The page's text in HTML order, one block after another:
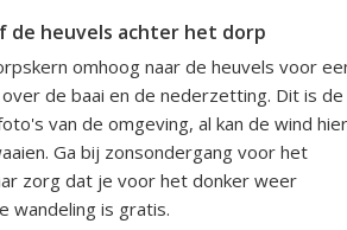
de heuvels achter het dorp
omhoog naar de heuvels voor
de baai en de nederzetting. Dit is de
van de omgeving, al kan de wind hier
Ga bij zonsondergang voor het
zorg dat je voor het donker weer
wandeling is gratis.